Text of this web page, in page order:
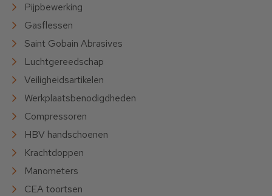
Pijpbewerking
Gasflessen
Saint Gobain Abrasives
Luchtgereedschap
Veiligheidsartikelen
Werkplaatsbenodigdheden
Compressoren
HBV handschoenen
Krachtdoppen
Manometers
CEA toortsen